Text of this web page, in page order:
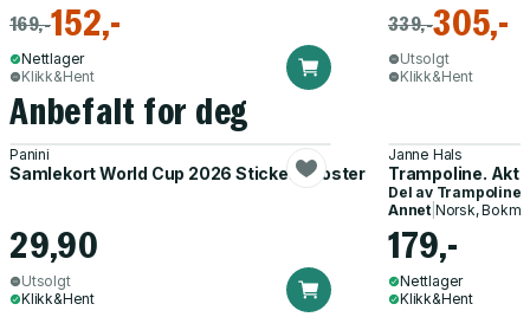
169,-152,-
Nettlager
Klikk&Hent
339,-305,-
Utsolgt
Klikk&Hent
Anbefalt for deg
Panini
Samlekort World Cup 2026 Sticker Booster
29,90
Utsolgt
Klikk&Hent
Janne Hals
Trampoline.
Del av Trampoline
Annet| Norsk,
179,-
Nettlager
Klikk&Hent